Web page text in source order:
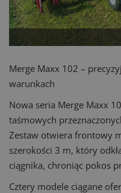
Merge Maxx 102 –
warunkach
Nowa seria Merge Maxx
taśmowych
Zestaw otwiera frontowy
szerokości 3 m, który
ciągnika, chroniąc pokos
Cztery modele ciągane